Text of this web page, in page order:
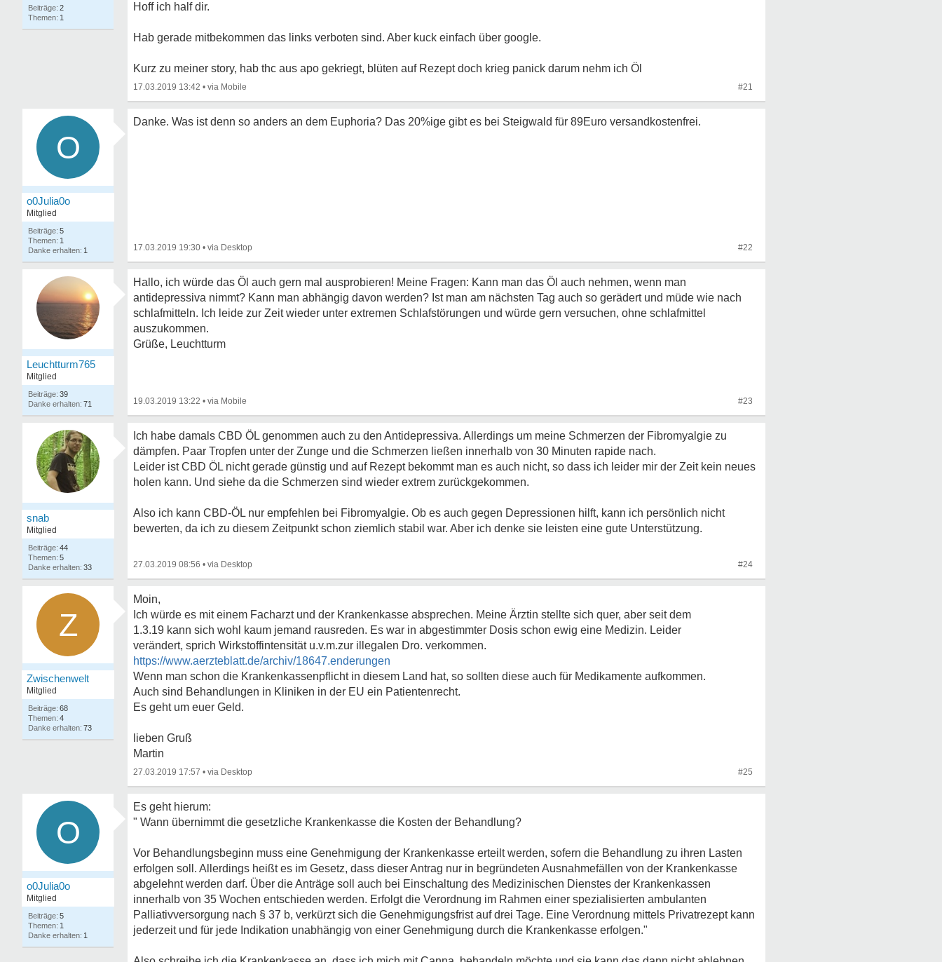
2
1
Hoff ich half dir.
Hab gerade mitbekommen das links verboten sind. Aber kuck einfach über google.
Kurz zu meiner story, hab thc aus apo gekriegt, blüten auf Rezept doch krieg panick darum nehm ich Öl
17.03.2019 13:42 • #21
O
o0Julia0o
Mitglied
5
1
1
Danke. Was ist denn so anders an dem Euphoria? Das 20%ige gibt es bei Steigwald für 89Euro versandkostenfrei.
17.03.2019 19:30 • #22
Leuchtturm765
Mitglied
39
71
Hallo, ich würde das Öl auch gern mal ausprobieren! Meine Fragen: Kann man das Öl auch nehmen, wenn man
antidepressiva nimmt? Kann man abhängig davon werden? Ist man am nächsten Tag auch so gerädert und müde wie nach
schlafmitteln. Ich leide zur Zeit wieder unter extremen Schlafstörungen und würde gern versuchen, ohne schlafmittel
auszukommen.
Grüße, Leuchtturm
19.03.2019 13:22 • #23
snab
Mitglied
44
5
33
Ich habe damals CBD ÖL genommen auch zu den Antidepressiva. Allerdings um meine Schmerzen der Fibromyalgie zu
dämpfen. Paar Tropfen unter der Zunge und die Schmerzen ließen innerhalb von 30 Minuten rapide nach.
Leider ist CBD ÖL nicht gerade günstig und auf Rezept bekommt man es auch nicht, so dass ich leider mir der Zeit kein neues
holen kann. Und siehe da die Schmerzen sind wieder extrem zurückgekommen.
Also ich kann CBD-ÖL nur empfehlen bei Fibromyalgie. Ob es auch gegen Depressionen hilft, kann ich persönlich nicht
bewerten, da ich zu diesem Zeitpunkt schon ziemlich stabil war. Aber ich denke sie leisten eine gute Unterstützung.
27.03.2019 08:56 • #24
Z
Zwischenwelt
Mitglied
68
4
73
Moin,
Ich würde es mit einem Facharzt und der Krankenkasse absprechen. Meine Ärztin stellte sich quer, aber seit dem
1.3.19 kann sich wohl kaum jemand rausreden. Es war in abgestimmter Dosis schon ewig eine Medizin. Leider
verändert, sprich Wirkstoffintensität u.v.m.zur illegalen Dro. verkommen.
https://www.aerzteblatt.de/archiv/18647.enderungen
Wenn man schon die Krankenkassenpflicht in diesem Land hat, so sollten diese auch für Medikamente aufkommen.
Auch sind Behandlungen in Kliniken in der EU ein Patientenrecht.
Es geht um euer Geld.
lieben Gruß
Martin
27.03.2019 17:57 • #25
O
o0Julia0o
Mitglied
5
1
1
Es geht hierum:
" Wann übernimmt die gesetzliche Krankenkasse die Kosten der Behandlung?
Vor Behandlungsbeginn muss eine Genehmigung der Krankenkasse erteilt werden, sofern die Behandlung zu ihren Lasten
erfolgen soll. Allerdings heißt es im Gesetz, dass dieser Antrag nur in begründeten Ausnahmefällen von der Krankenkasse
abgelehnt werden darf. Über die Anträge soll auch bei Einschaltung des Medizinischen Dienstes der Krankenkassen
innerhalb von 35 Wochen entschieden werden. Erfolgt die Verordnung im Rahmen einer spezialisierten ambulanten
Palliativversorgung nach § 37 b, verkürzt sich die Genehmigungsfrist auf drei Tage. Eine Verordnung mittels Privatrezept kann
jederzeit und für jede Indikation unabhängig von einer Genehmigung durch die Krankenkasse erfolgen."